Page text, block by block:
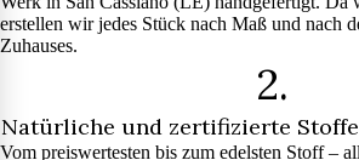
erstellen wir jedes Stück nach Maß und nach
Zuhauses.
2.
Natürliche und zertifizierte Stoffe
Vom preiswertesten bis zum edelsten Stoff –